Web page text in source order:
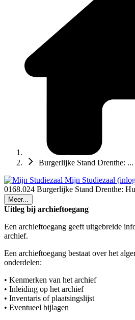
Burgerlijke Stand Drenthe: ...
Mijn Studiezaal
0168.024 Burgerlijke Stand Drenthe:
Meer...
Uitleg bij archieftoegang
Een archieftoegang geeft uitgebreide
archief.
Een archieftoegang bestaat over het
onderdelen:
• Kenmerken van het archief
• Inleiding op het archief
• Inventaris of plaatsingslijst
• Eventueel bijlagen